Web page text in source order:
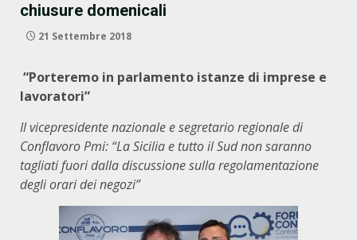
chiusure domenicali
21 Settembre 2018
“Porteremo in parlamento istanze di imprese e
lavoratori”
Il vicepresidente nazionale e segretario regionale di
Conflavoro Pmi: “La Sicilia e tutto il Sud non saranno
tagliati fuori dalla discussione sulla regolamentazione
degli orari dei negozi”